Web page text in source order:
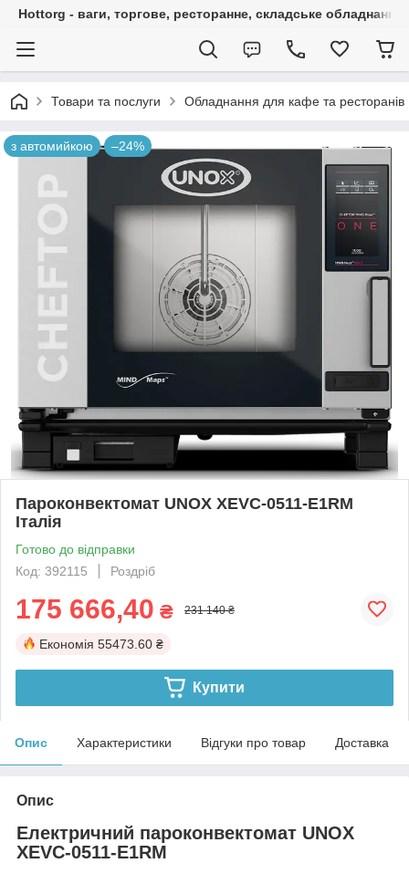
Hottorg - ваги, торгове, ресторанне, складське обладнання
Товари та послуги Обладнання для кафе та ресторанів
з автомийкою –24%
Пароконвектомат UNOX XEVC-0511-E1RM
Італія
Готово до відправки
Код: 392115
Роздріб
175 666,40 ₴ 231 140 ₴
Економія 55473.60 ₴
Купити
Опис Характеристики Відгуки про товар Доставка
Опис
Електричний пароконвектомат UNOX
XEVC-0511-E1RM